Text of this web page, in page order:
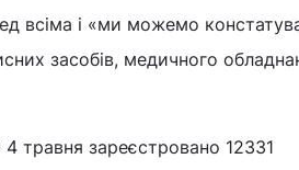
всіма і «ми можемо
засобів, медичного
травня зареєстровано 12331